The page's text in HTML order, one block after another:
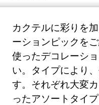
カクテルに彩りを
ーションピックを
使ったデコレーシ
い。タイプにより
す。それぞれ大変
ったアソートタイ